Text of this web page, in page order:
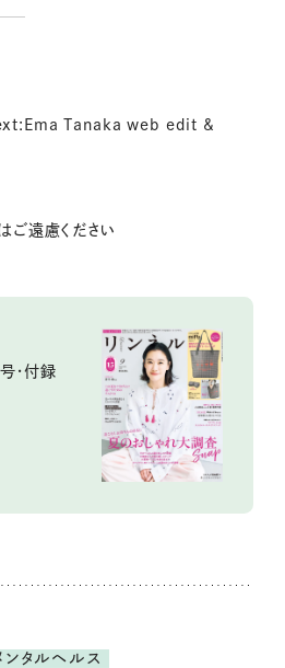
Tanaka web edit &
ご遠慮ください
・付録
ンタルヘルス